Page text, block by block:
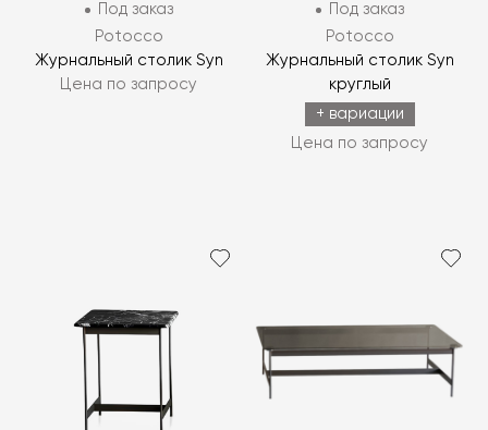
Под заказ
Potocco
Журнальный столик Syn
Цена по запросу
Под заказ
Potocco
Журнальный столик Syn
круглый
+ вариации
Цена по запросу